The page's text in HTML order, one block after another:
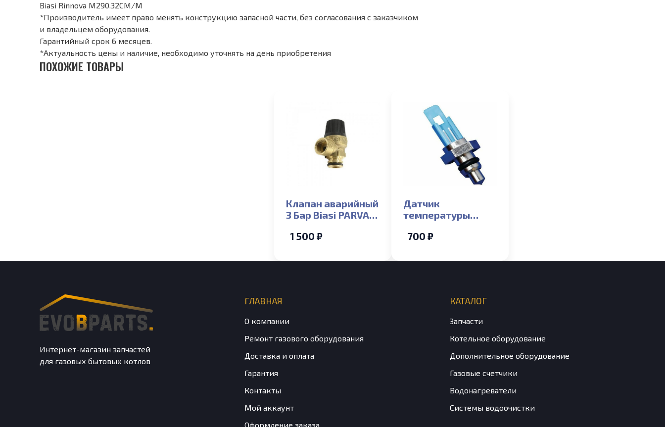
Biasi Rinnova M290.32CM/M
*Производитель имеет право менять конструкцию запасной части, без согласования с заказчиком
и владельцем оборудования.
Гарантийный срок 6 месяцев.
*Актуальность цены и наличие, необходимо уточнять на день приобретения
ПОХОЖИЕ ТОВАРЫ
Клапан аварийный
3 Бар Biasi PARVA,
1 500 ₽
Датчик
температуры
Biasi Delta,
ELECTROLUX
700 ₽
Интернет-магазин запчастей
для газовых бытовых котлов
ГЛАВНАЯ
О компании
Ремонт газового оборудования
Доставка и оплата
Гарантия
Контакты
Мой аккаунт
Оформление заказа
КАТАЛОГ
Запчасти
Котельное оборудование
Дополнительное оборудование
Газовые счетчики
Водонагреватели
Системы водоочистки